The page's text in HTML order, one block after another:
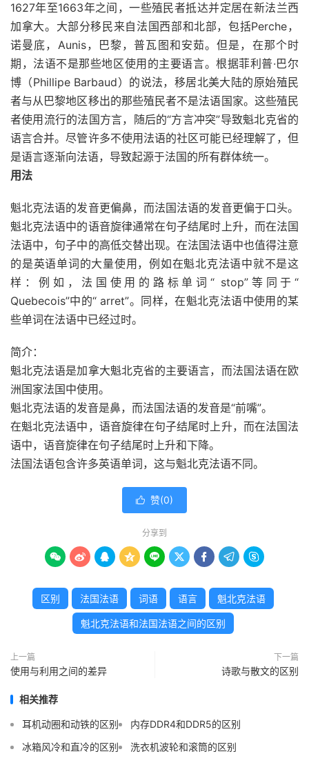
1627年至1663年之间，一些殖民者抵达并定居在新法兰西
加拿大。大部分移民来自法国西部和北部，包括Perche，
诺曼底，Aunis，巴黎，普瓦图和安茹。但是，在那个时
期，法语不是那些地区使用的主要语言。根据菲利普·巴尔
博（​​Phillipe Barbaud）的说法，移居北美大陆的原始殖民
者与从巴黎地区移出的那些殖民者不是法语国家。这些殖民
者使用流行的法国方言，随后的“方言冲突”导致魁北克省的
语言合并。尽管许多不使用法语的社区可能已经理解了，但
是语言逐渐向法语，导致起源于法国的所有群体统一。
用法
魁北克法语的发音更偏鼻，而法国法语的发音更偏于口头。
魁北克法语中的语音旋律通常在句子结尾时上升，而在法国
法语中，句子中的高低交替出现。在法国法语中也值得注意
的是英语单词的大量使用，例如在魁北克法语中就不是这
样：例如，法国使用的路标单词“ stop”等同于“
Quebecois”中的“ arret”。同样，在魁北克法语中使用的某
些单词在法语中已经过时。
简介：
魁北克法语是加拿大魁北克省的主要语言，而法国法语在欧
洲国家法国中使用。
魁北克法语的发音是鼻，而法国法语的发音是“前嘴”。
在魁北克法语中，语音旋律在句子结尾时上升，而在法国法
语中，语音旋律在句子结尾时上升和下降。
法国法语包含许多英语单词，这与魁北克法语不同。
 赞(0)
分享到
        
区别 法国法语 词语 语言 魁北克法语
魁北克法语和法国法语之间的区别
上一篇
使用与利用之间的差异
下一篇
诗歌与散文的区别
相关推荐
耳机动圈和动铁的区别
内存DDR4和DDR5的区别
冰箱风冷和直冷的区别
洗衣机波轮和滚筒的区别